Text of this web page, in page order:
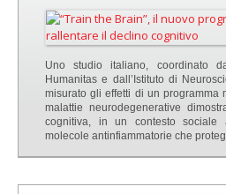
Uno studio italiano, coordinato
Humanitas e dall’Istituto di
misurato gli effetti di un programma
malattie neurodegenerative
cognitiva, in un contesto sociale
molecole antinfiammatorie che